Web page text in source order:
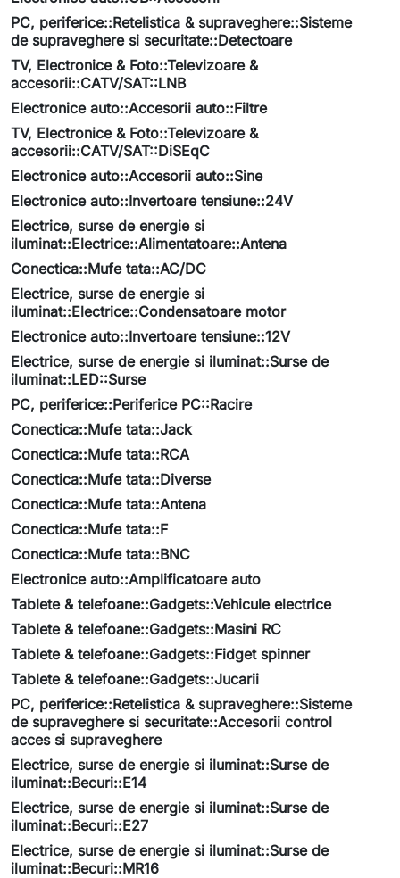
PC, periferice::Retelistica & supraveghere::Sisteme
de supraveghere si securitate::Detectoare
TV, Electronice & Foto::Televizoare &
accesorii::CATV/SAT::LNB
Electronice auto::Accesorii auto::Filtre
TV, Electronice & Foto::Televizoare &
accesorii::CATV/SAT::DiSEqC
Electronice auto::Accesorii auto::Sine
Electronice auto::Invertoare tensiune::24V
Electrice, surse de energie si
iluminat::Electrice::Alimentatoare::Antena
Conectica::Mufe tata::AC/DC
Electrice, surse de energie si
iluminat::Electrice::Condensatoare motor
Electronice auto::Invertoare tensiune::12V
Electrice, surse de energie si iluminat::Surse de
iluminat::LED::Surse
PC, periferice::Periferice PC::Racire
Conectica::Mufe tata::Jack
Conectica::Mufe tata::RCA
Conectica::Mufe tata::Diverse
Conectica::Mufe tata::Antena
Conectica::Mufe tata::F
Conectica::Mufe tata::BNC
Electronice auto::Amplificatoare auto
Tablete & telefoane::Gadgets::Vehicule electrice
Tablete & telefoane::Gadgets::Masini RC
Tablete & telefoane::Gadgets::Fidget spinner
Tablete & telefoane::Gadgets::Jucarii
PC, periferice::Retelistica & supraveghere::Sisteme
de supraveghere si securitate::Accesorii control
acces si supraveghere
Electrice, surse de energie si iluminat::Surse de
iluminat::Becuri::E14
Electrice, surse de energie si iluminat::Surse de
iluminat::Becuri::E27
Electrice, surse de energie si iluminat::Surse de
iluminat::Becuri::MR16